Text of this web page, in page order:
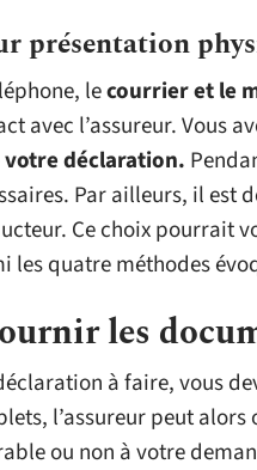
présentation
lecourrier et le
avec l’assureur. Vous
déclaration.
Par ailleurs, il est
Ce choix pourrait
les quatre méthodes
les
à faire, vous
l’assureur peut
ou non à votre